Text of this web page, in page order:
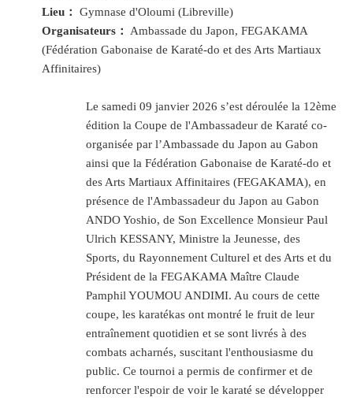
Lieu：
Gymnase d'Oloumi (Libreville)
Organisateurs：
Ambassade du Japon, FEGAKAMA
(Fédération Gabonaise de Karaté-do et des Arts Martiaux
Affinitaires)
Le samedi 09 janvier 2026 s’est déroulée la 12ème
édition la Coupe de l'Ambassadeur de Karaté co-
organisée par l’Ambassade du Japon au Gabon
ainsi que la Fédération Gabonaise de Karaté-do et
des Arts Martiaux Affinitaires (FEGAKAMA), en
présence de l'Ambassadeur du Japon au Gabon
ANDO Yoshio, de Son Excellence Monsieur Paul
Ulrich KESSANY, Ministre la Jeunesse, des
Sports, du Rayonnement Culturel et des Arts et du
Président de la FEGAKAMA Maître Claude
Pamphil YOUMOU ANDIMI. Au cours de cette
coupe, les karatékas ont montré le fruit de leur
entraînement quotidien et se sont livrés à des
combats acharnés, suscitant l'enthousiasme du
public. Ce tournoi a permis de confirmer et de
renforcer l'espoir de voir le karaté se développer